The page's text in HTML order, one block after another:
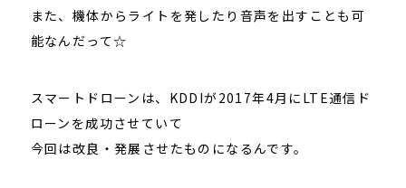
また、機体からライトを発したり音声を出すことも可
能なんだって☆
スマートドローンは、KDDIが2017年4月にLTE通信ド
ローンを成功させていて
今回は改良・発展させたものになるんです。